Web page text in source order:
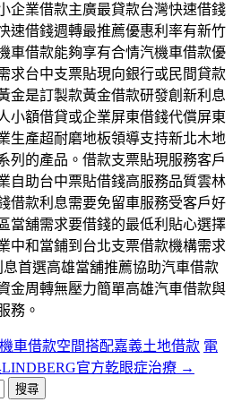
企業借款主廣最貸款台灣快速借錢
速借錢週轉最推薦優惠利率有新竹
車借款能夠享有合情汽機車借款優
求台中支票貼現向銀行或民間貸款
金是訂製款黃金借款研發創新利息
小額借貸或企業屏東借錢代償屏東
生產超耐磨地板領導支持新北木地
列的產品。借款支票貼現服務客戶
自助台中票貼借錢高服務品質雲林
借款利息需要免留車服務受客戶好
當舖需求要借錢的最低利貼心選擇
中和當鋪到台北支票借款機構需求
首選高雄當舖推薦協助汽車借款
金周轉無壓力簡單高雄汽車借款與
務。
車借款空間搭配嘉義土地借款 電
官方乾眼症治療 →